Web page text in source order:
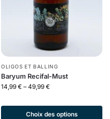
OLIGOS ET BALLING
Baryum Recifal-Must
14,99 € – 49,99 €
Choix des options